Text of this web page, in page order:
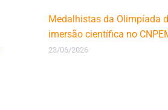
Medalhistas da Olimpíada
imersão científica no
23/06/2026